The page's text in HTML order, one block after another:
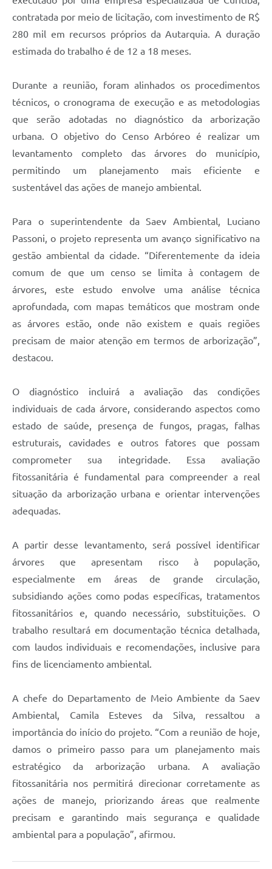
contratada por meio de licitação, com investimento de R$
280 mil em recursos próprios da Autarquia. A duração
estimada do trabalho é de 12 a 18 meses.
Durante a reunião, foram alinhados os procedimentos
técnicos, o cronograma de execução e as metodologias
que serão adotadas no diagnóstico da arborização
urbana. O objetivo do Censo Arbóreo é realizar um
levantamento completo das árvores do município,
permitindo um planejamento mais eficiente e
sustentável das ações de manejo ambiental.
Para o superintendente da Saev Ambiental, Luciano
Passoni, o projeto representa um avanço significativo na
gestão ambiental da cidade. “Diferentemente da ideia
comum de que um censo se limita à contagem de
árvores, este estudo envolve uma análise técnica
aprofundada, com mapas temáticos que mostram onde
as árvores estão, onde não existem e quais regiões
precisam de maior atenção em termos de arborização”,
destacou.
O diagnóstico incluirá a avaliação das condições
individuais de cada árvore, considerando aspectos como
estado de saúde, presença de fungos, pragas, falhas
estruturais, cavidades e outros fatores que possam
comprometer sua integridade. Essa avaliação
fitossanitária é fundamental para compreender a real
situação da arborização urbana e orientar intervenções
adequadas.
A partir desse levantamento, será possível identificar
árvores que apresentam risco à população,
especialmente em áreas de grande circulação,
subsidiando ações como podas específicas, tratamentos
fitossanitários e, quando necessário, substituições. O
trabalho resultará em documentação técnica detalhada,
com laudos individuais e recomendações, inclusive para
fins de licenciamento ambiental.
A chefe do Departamento de Meio Ambiente da Saev
Ambiental, Camila Esteves da Silva, ressaltou a
importância do início do projeto. “Com a reunião de hoje,
damos o primeiro passo para um planejamento mais
estratégico da arborização urbana. A avaliação
fitossanitária nos permitirá direcionar corretamente as
ações de manejo, priorizando áreas que realmente
precisam e garantindo mais segurança e qualidade
ambiental para a população”, afirmou.